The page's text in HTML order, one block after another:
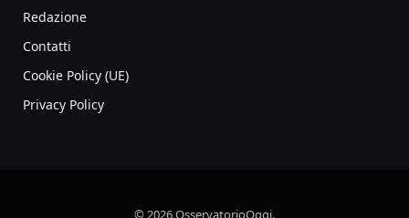
Redazione
Contatti
Cookie Policy (UE)
Privacy Policy
© 2026 OsservatorioOggi.